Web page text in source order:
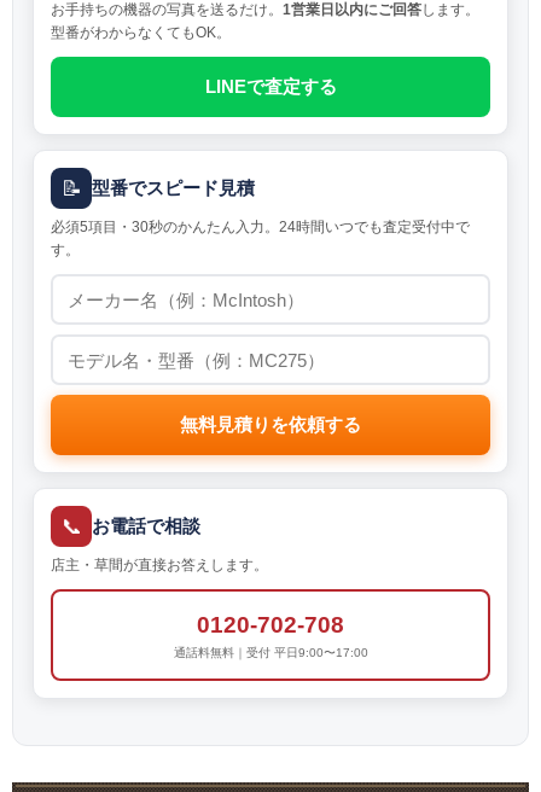
お手持ちの機器の写真を送るだけ。 1営業日以内にご回答します。
型番がわからなくてもOK。
LINEで査定する
📝 型番でスピード見積
必須5項目・30秒のかんたん入力。24時間いつでも査定受付中で
す。
無料見積りを依頼する
📞 お電話で相談
店主・草間が直接お答えします。
0120-702-708
通話料無料｜受付 平日9:00〜17:00